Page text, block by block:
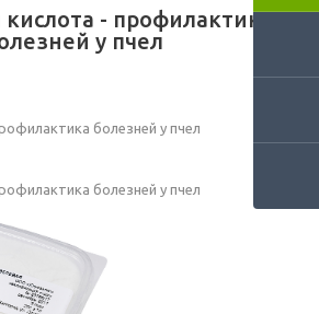
- профилактика
у пчел
болезней у пчел
болезней у пчел